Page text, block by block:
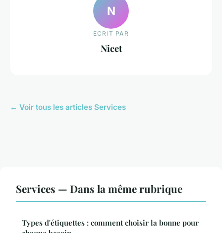
N
ECRIT PAR
Nicet
← Voir tous les articles Services
Services — Dans la même rubrique
Types d'étiquettes : comment choisir la bonne pour